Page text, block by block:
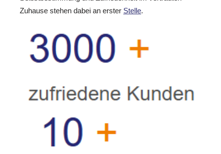
Zuhause stehen dabei an erster Stelle.